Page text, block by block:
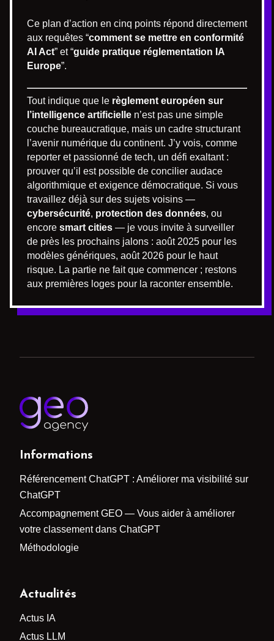
Ce plan d’action en cinq points répond directement
aux requêtes “comment se mettre en conformité
AI Act” et “guide pratique réglementation IA
Europe”.
Tout indique que le règlement européen sur
l’intelligence artificielle n’est pas une simple
couche bureaucratique, mais un cadre structurant
l’avenir numérique du continent. J’y vois, comme
reporter et passionné de tech, un défi exaltant :
prouver qu’il est possible de concilier audace
algorithmique et exigence démocratique. Si vous
travaillez déjà sur des sujets voisins —
cybersécurité, protection des données, ou
encore smart cities — je vous invite à surveiller
de près les prochains jalons : août 2025 pour les
modèles génériques, août 2026 pour le haut
risque. La partie ne fait que commencer ; restons
aux premières loges pour la raconter ensemble.
Informations
Référencement ChatGPT : Améliorer ma visibilité sur
ChatGPT
Accompagnement GEO — Vous aider à améliorer
votre classement dans ChatGPT
Méthodologie
Actualités
Actus IA
Actus LLM